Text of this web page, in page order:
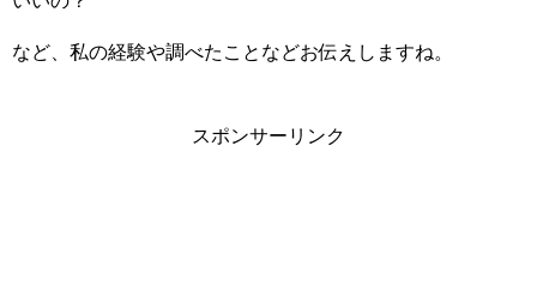
など、私の経験や調べたことなどお伝えしますね。
スポンサーリンク